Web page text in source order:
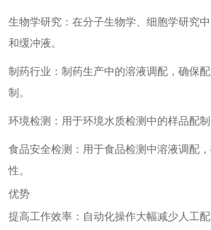
生物学研究：在分子生物学、细胞学研究
和缓冲液。
制药行业：制药生产中的溶液调配，确保
制。
环境检测：用于环境水质检测中的样品配制
食品安全检测：用于食品检测中溶液调配
性。
优势
提高工作效率：自动化操作大幅减少人工